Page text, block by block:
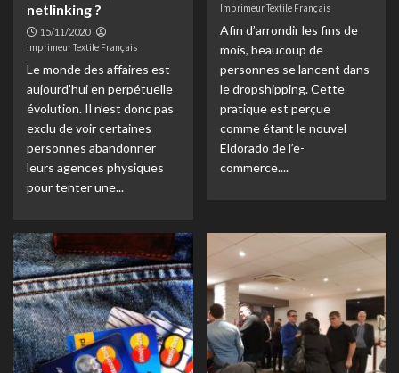
netlinking ?
15/11/2020
Imprimeur Textile Français
Le monde des affaires est
aujourd’hui en perpétuelle
évolution. Il n’est donc pas
exclu de voir certaines
personnes abandonner
leurs agences physiques
pour tenter une...
Imprimeur Textile Français
Afin d’arrondir les fins de
mois, beaucoup de
personnes se lancent dans
le dropshipping. Cette
pratique est perçue
comme étant le nouvel
Eldorado de l’e-
commerce....